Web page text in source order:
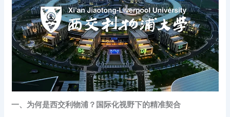
一、为何是西交利物浦？国际化视野下的精准契合